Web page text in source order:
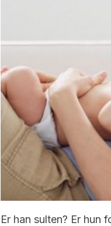
Er han sulten? Er hun